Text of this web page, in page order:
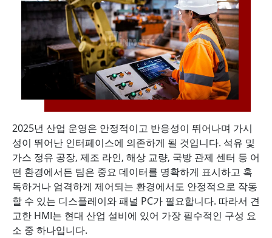
2025년 산업 운영은 안정적이고 반응성이 뛰어나며 가시
성이 뛰어난 인터페이스에 의존하게 될 것입니다. 석유 및
가스 정유 공장, 제조 라인, 해상 교량, 국방 관제 센터 등 어
떤 환경에서든 팀은 중요 데이터를 명확하게 표시하고 혹
독하거나 엄격하게 제어되는 환경에서도 안정적으로 작동
할 수 있는 디스플레이와 패널 PC가 필요합니다. 따라서 견
고한 HMI는 현대 산업 설비에 있어 가장 필수적인 구성 요
소 중 하나입니다.